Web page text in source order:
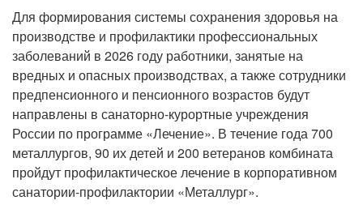
Для формирования системы сохранения здоровья на
производстве и профилактики профессиональных
заболеваний в 2026 году работники, занятые на
вредных и опасных производствах, а также сотрудники
предпенсионного и пенсионного возрастов будут
направлены в санаторно-курортные учреждения
России по программе «Лечение». В течение года 700
металлургов, 90 их детей и 200 ветеранов комбината
пройдут профилактическое лечение в корпоративном
санатории-профилактории «Металлург».